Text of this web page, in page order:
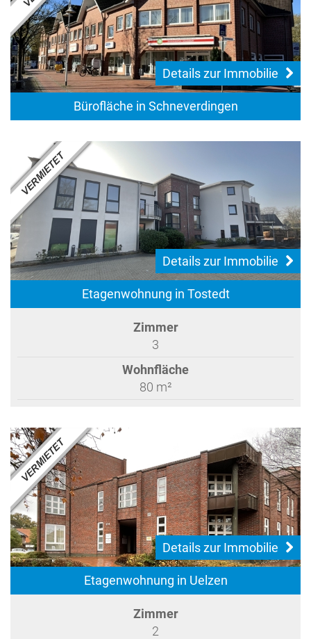
Details zur Immobilie
Bürofläche in Schneverdingen
Details zur Immobilie
Etagenwohnung in Tostedt
Zimmer
3
Wohnfläche
80 m²
Details zur Immobilie
Etagenwohnung in Uelzen
Zimmer
2